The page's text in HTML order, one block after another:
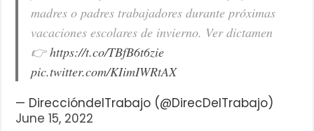
madres o padres trabajadores durante próximas
vacaciones escolares de invierno. Ver dictamen
👉https://t.co/TBfB6t6zie
pic.twitter.com/KIimIWRtAX
— DireccióndelTrabajo (@DirecDelTrabajo)
June 15, 2022